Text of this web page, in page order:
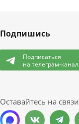
Подпишись
Подписаться
на телеграм-канал
Оставайтесь на связи